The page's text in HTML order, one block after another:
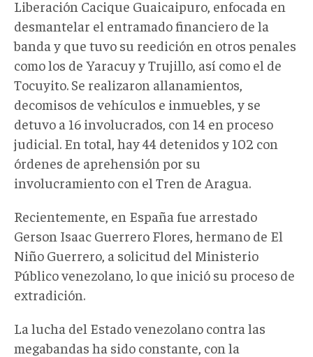
Liberación Cacique Guaicaipuro, enfocada en
desmantelar el entramado financiero de la
banda y que tuvo su reedición en otros penales
como los de Yaracuy y Trujillo, así como el de
Tocuyito. Se realizaron allanamientos,
decomisos de vehículos e inmuebles, y se
detuvo a 16 involucrados, con 14 en proceso
judicial. En total, hay 44 detenidos y 102 con
órdenes de aprehensión por su
involucramiento con el Tren de Aragua.
Recientemente, en España fue arrestado
Gerson Isaac Guerrero Flores, hermano de El
Niño Guerrero, a solicitud del Ministerio
Público venezolano, lo que inició su proceso de
extradición.
La lucha del Estado venezolano contra las
megabandas ha sido constante, con la